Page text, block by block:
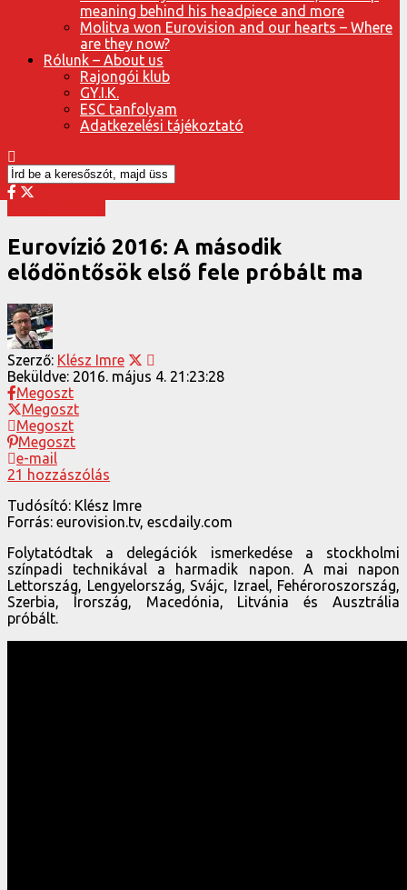
meaning behind his headpiece and more
Molitva won Eurovision and our hearts – Where
are they now?
Rólunk – About us
Rajongói klub
GY.I.K.
ESC tanfolyam
Adatkezelési tájékoztató
Eurovízió 2016: A második
elődöntősök első fele próbált ma
Szerző: Klész Imre
Beküldve: 2016. május 4. 21:23:28
Megoszt
Megoszt
Megoszt
Megoszt
e-mail
21 hozzászólás
Tudósító: Klész Imre
Forrás: eurovision.tv, escdaily.com
Folytatódtak a delegációk ismerkedése a stockholmi
színpadi technikával a harmadik napon. A mai napon
Lettország, Lengyelország, Svájc, Izrael, Fehéroroszország,
Szerbia, Írország, Macedónia, Litvánia és Ausztrália
próbált.